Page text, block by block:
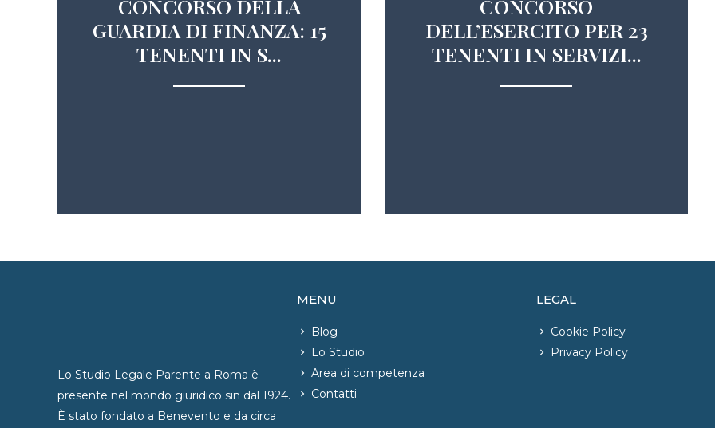
CONCORSO DELLA
GUARDIA DI FINANZA: 15
TENENTI IN S...
CONCORSO
DELL’ESERCITO PER 23
TENENTI IN SERVIZI...
Lo Studio Legale Parente a Roma è
presente nel mondo giuridico sin dal 1924.
È stato fondato a Benevento e da circa
MENU
Blog
Lo Studio
Area di competenza
Contatti
LEGAL
Cookie Policy
Privacy Policy